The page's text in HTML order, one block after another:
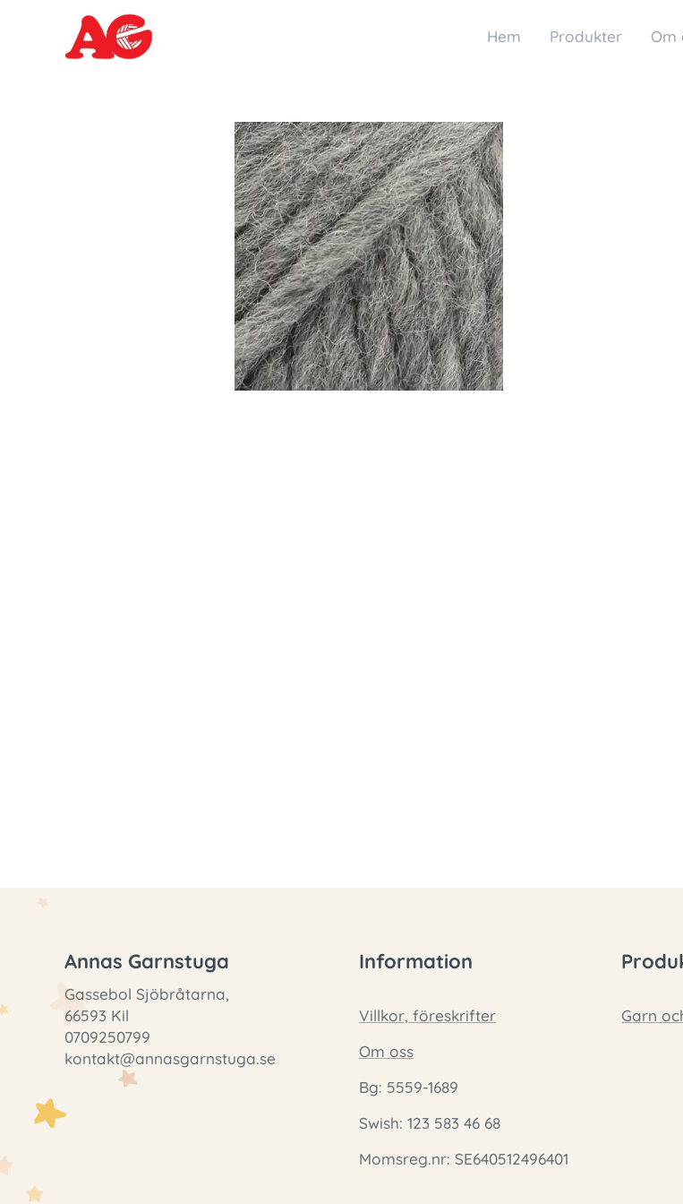
Hem Produkter Om
Annas Garnstuga
Gassebol Sjöbråtarna,
66593 Kil
0709250799
kontakt@annasgarnstuga.se
Information
Villkor, föreskrifter
Om oss
Bg: 5559-1689
Swish: 123 583 46 68
Momsreg.nr: SE640512496401
Garn